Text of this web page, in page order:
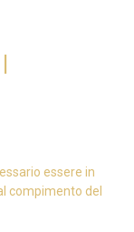
essere in
compimento del